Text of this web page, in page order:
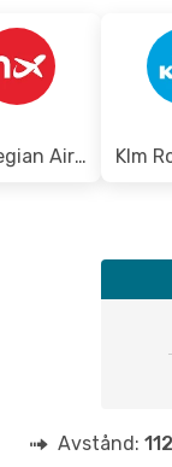
Norwegian Air Sweden
Avstånd: